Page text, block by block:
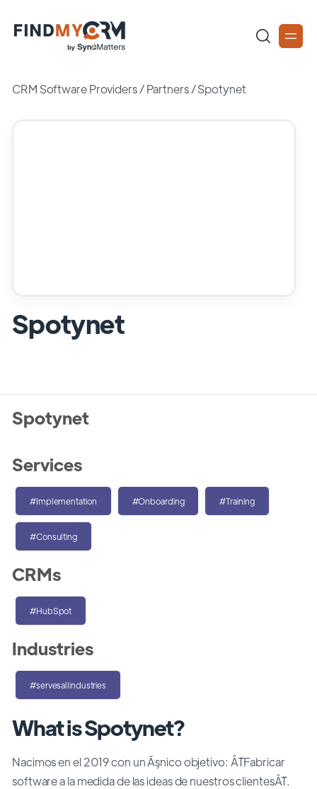
CRM Software Providers/Partners /Spotynet
Spotynet
What is Spotynet?
Nacimos en el 2019 con un Ăşnico objetivo: ÂŤFabricar
software a la medida de las ideas de nuestros clientesÂŤ.
Spotynet
Services
#Implementation #Onboarding #Training
#Consulting
CRMs
#HubSpot
Industries
#servesallindustries